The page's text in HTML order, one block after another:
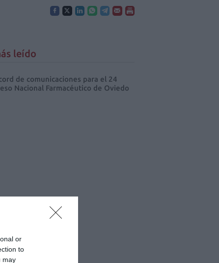
or
to
may
leído
de comunicaciones para el 24
Nacional Farmacéutico de Oviedo